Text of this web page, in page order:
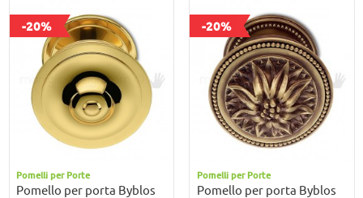
-20%
Pomelli per Porte
Pomello per porta Byblos
-20%
Pomelli per Porte
Pomello per porta Byblos